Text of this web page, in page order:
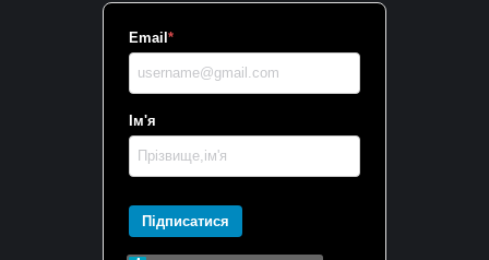
Email *
Ім'я
Підписатися